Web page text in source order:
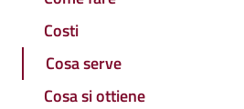
Costi
Cosa serve
Cosa si ottiene